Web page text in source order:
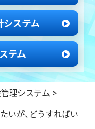
システム
テム
理システム >
いが、どうすればい